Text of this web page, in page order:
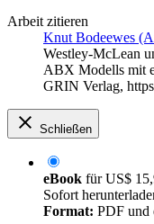
Arbeit zitieren
Knut Bodeewes
Westley-McLean
ABX Modells mit
GRIN Verlag,
Schließen
eBook fürUS$
Sofort
Format: PDF und